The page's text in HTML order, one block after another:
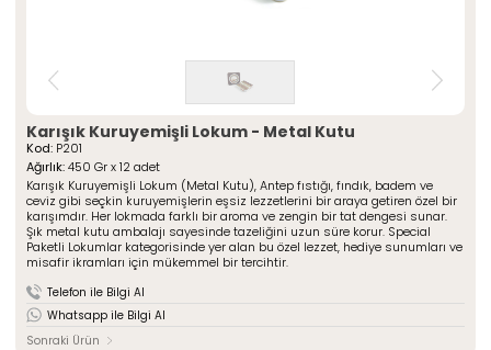
Kurumsal
» Hakkımızda
» Üretim Serüveni
» Kalite Politikamız
» İnsan Kaynakları
» Çikolata Kaplı Lokumlar
» Cezeryeler
» Special Lokumlar
» Sucuk Lokumlar
» Special Paketli Lokumlar
» Geleneksel Paketli Lokumlar
ŞEKERLEME
Hakkımızda
Üretim Serüveni
Kalite Politikamız
Mağazalarımız
Foto Galeri
Kariyer
İletişim
Karışık Kuruyemişli Lokum - Metal Kutu
Kod: P201
Ağırlık:450 Gr x 12 adet
Karışık Kuruyemişli Lokum (Metal Kutu), Antep fıstığı, fındık, badem ve
ceviz gibi seçkin kuruyemişlerin eşsiz lezzetlerini bir araya getiren özel bir
karışımdır. Her lokmada farklı bir aroma ve zengin bir tat dengesi sunar.
Şık metal kutu ambalajı sayesinde tazeliğini uzun süre korur. Special
Paketli Lokumlar kategorisinde yer alan bu özel lezzet, hediye sunumları ve
misafir ikramları için mükemmel bir tercihtir.
Telefon ile Bilgi Al
Whatsapp ile Bilgi Al
Sonraki Ürün